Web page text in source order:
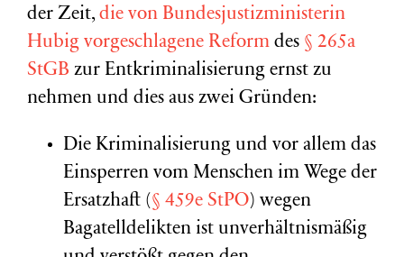
der Zeit,die von Bundesjustizministerin
Hubig vorgeschlagene Reform des § 265a
StGB zur Entkriminalisierung ernst zu
nehmen und dies aus zwei Gründen:
Die Kriminalisierung und vor allem das
Einsperren vom Menschen im Wege der
Ersatzhaft (§ 459e StPO) wegen
Bagatelldelikten ist unverhältnismäßig